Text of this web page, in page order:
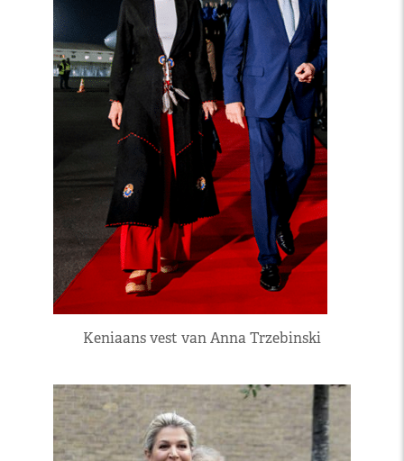
Keniaans vest van Anna Trzebinski